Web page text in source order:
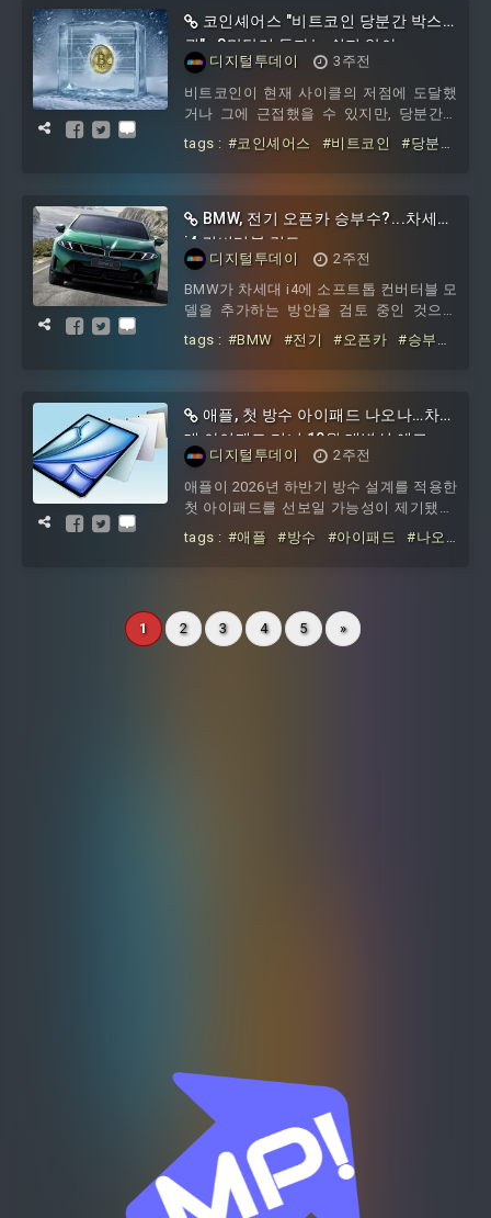
전 약 32억5000만달러의 시가총액을 기록
했으며, 관련 소식 이후 주가가 16% 올랐
다. 실제 인수 제안이 나오면 기업가치는
덜란드에 본사를 둔 NXP는 세계 주요 차량
용 반도체 공급업체다. 이 회사 칩은 차량
인
코인셰어스 "비트코인 당분간 박스
권"…8만달러 돌파는 쉽지 않아
디지털투데이
3주전
비트코인이 현재 사이클의 저점에 도달했
거나 그에 근접했을 수 있지만, 당분간은
뚜렷한 상승보다 박스권 흐름이 이어질 가
능성이 제기됐다. 18일 블록체인 매체 코
에서 금융정책 전망에 큰 변화가 없는 한
비트코인이 8만달러를 넘기 어렵다고 분
석했다.제임스 버터필은 미국 연방준비제
도가 당장 금리 인하에 나설 가능성이 낮
고, 향후 통화정책은 거시경제 악화 정도
에 크게 좌우될 것이라고 짚었다. 월간 미
국 고용지표나 소비자물가지
tags : #코인셰어스 #비트코인
#당분
BMW, 전기 오픈카 승부수?...차세대
i4 컨버터블 검토
디지털투데이
2주전
BMW가 차세대 i4에 소프트톱 컨버터블 모
델을 추가하는 방안을 검토 중인 것으로
알려졌다.27일 전기차 전문매체 인사이드
EVs에 따르면, 이 모델이 실제 출시되면
기차 플랫폼인 '노이어 클라쎄' 기반 i4 라
인업을 쿠페에 그치지 않고 오픈톱 모델까
지 확대할 가능성이 있다는 점이다. 차세
대 BMW i4 쿠페의 내부 코드명은 NA2, 컨
버터블은 NA3로 거론된다. 함께 언급된 차
세대 BMW i3의 코드명은
tags : #BMW #전기 #오픈카
#승부수
애플, 첫 방수 아이패드 나오나…차세
대 아이패드 미니 10월 대변신 예고
디지털투데이
2주전
애플이 2026년 하반기 방수 설계를 적용한
첫 아이패드를 선보일 가능성이 제기됐다.
대상은 차세대 아이패드 미니로, OLED 디
스플레이와 A19 프로 칩을 탑재하는 동시
라인 매체 기가진에 따르면, 애플은 2026
년 10월께 차세대 아이패드 미니를 출시할
tags : #애플 #방수 #아이패드
#나오
1 2 3 4 5 »